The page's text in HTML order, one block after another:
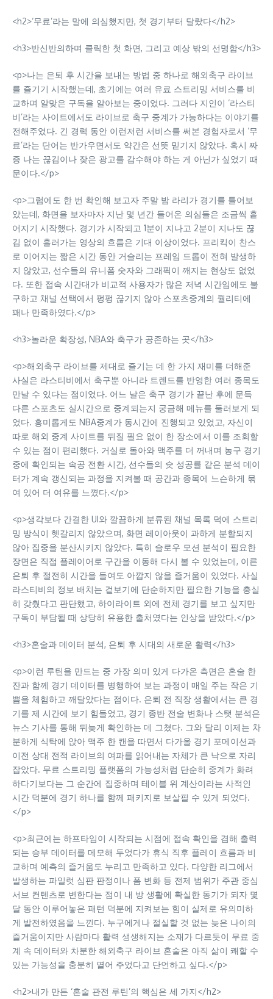
<h2>‘무료’라는 말에 의심했지만, 첫 경기부터 달랐다</h2>
<h3>반신반의하며 클릭한 첫 화면, 그리고 예상 밖의 선명함</h3>
<p>나는 은퇴 후 시간을 보내는 방법 중 하나로 해외축구 라이브
를 즐기기 시작했는데, 초기에는 여러 유료 스트리밍 서비스를 비
교하며 알맞은 구독을 알아보는 중이었다. 그러다 지인이 ‘라스티
비’라는 사이트에서도 라이브로 축구 중계가 가능하다는 이야기를
전해주었다. 긴 경력 동안 이런저런 서비스를 써본 경험자로서 ‘무
료’라는 단어는 반가우면서도 약간은 선뜻 믿기지 않았다. 혹시 짜
증 나는 끊김이나 잦은 광고를 감수해야 하는 게 아닌가 싶었기 때
문이다.</p>
<p>그럼에도 한 번 확인해 보고자 주말 밤 라리가 경기를 틀어보
았는데, 화면을 보자마자 지난 몇 년간 들어온 의심들은 조금씩 흩
어지기 시작했다. 경기가 시작되고 1분이 지나고 2분이 지나도 끊
김 없이 흘러가는 영상의 흐름은 기대 이상이었다. 프리킥이 찬스
로 이어지는 짧은 시간 동안 거슬리는 프레임 드롭이 전혀 발생하
지 않았고, 선수들의 유니폼 숫자와 그래픽이 깨지는 현상도 없었
다. 또한 접속 시간대가 비교적 사용자가 많은 저녁 시간임에도 불
구하고 채널 선택에서 펑펑 끊기지 않아 스포츠중계의 퀄리티에
꽤나 만족하였다.</p>
<h3>놀라운 확장성, NBA와 축구가 공존하는 곳</h3>
<p>해외축구 라이브를 제대로 즐기는 데 한 가지 재미를 더해준
사실은 라스티비에서 축구뿐 아니라 트렌드를 반영한 여러 종목도
만날 수 있다는 점이었다. 어느 날은 축구 경기가 끝난 후에 문득
다른 스포츠도 실시간으로 중계되는지 궁금해 메뉴를 둘러보게 되
었다. 흥미롭게도 NBA중계가 동시간에 진행되고 있었고, 자신이
따로 해외 중계 사이트를 뒤질 필요 없이 한 장소에서 이를 조회할
수 있는 점이 편리했다. 거실로 돌아와 맥주를 더 꺼내며 농구 경기
중에 확인되는 속공 전환 시간, 선수들의 슛 성공률 같은 분석 데이
터가 계속 갱신되는 과정을 지켜볼 때 공간과 종목에 느슨하게 묶
여 있어 더 여유를 느꼈다.</p>
<p>생각보다 간결한 UI와 깔끔하게 분류된 채널 목록 덕에 스트리
밍 방식이 헷갈리지 않았으며, 화면 레이아웃이 과하게 분할되지
않아 집중을 분산시키지 않았다. 특히 슬로우 모션 분석이 필요한
장면은 직접 플레이어로 구간을 이동해 다시 볼 수 있었는데, 이른
은퇴 후 절전히 시간을 들여도 아깝지 않을 즐거움이 있었다. 사실
라스티비의 정보 배치는 겉보기에 단순하지만 필요한 기능을 충실
히 갖췄다고 판단했고, 하이라이트 외에 전체 경기를 보고 싶지만
구독이 부담될 때 상당히 유용한 출처였다는 인상을 받았다.</p>
<h3>혼술과 데이터 분석, 은퇴 후 시대의 새로운 활력</h3>
<p>이런 루틴을 만드는 중 가장 의미 있게 다가온 측면은 혼술 한
잔과 함께 경기 데이터를 병행하여 보는 과정이 매일 주는 작은 기
쁨을 체험하고 깨달았다는 점이다. 은퇴 전 직장 생활에서는 큰 경
기를 제 시간에 보기 힘들었고, 경기 종반 전술 변화나 스탯 분석은
뉴스 기사를 통해 뒤늦게 확인하는 데 그쳤다. 그와 달리 이제는 차
분하게 식탁에 앉아 맥주 한 캔을 따면서 다가올 경기 포메이션과
이전 상대 전적 라이브의 여파를 읽어내는 자체가 큰 낙으로 자리
잡았다. 무료 스트리밍 플랫폼의 가능성처럼 단순히 중계가 화려
하다기보다는 그 순간에 집중하며 테이블 위 계산이라는 사적인
시간 덕분에 경기 하나를 함께 패키지로 보살필 수 있게 되었다.
</p>
<p>최근에는 하프타임이 시작되는 시점에 접속 확인을 겸해 출력
되는 승부 데이터를 메모해 두었다가 휴식 직후 플레이 흐름과 비
교하며 예측의 즐거움도 누리고 만족하고 있다. 다양한 리그에서
발생하는 파일럿 심판 판정이나 폼 변화 등 전제 범위가 주관 중심
서브 컨텐츠로 변한다는 점이 내 방 생활에 확실한 동기가 되자 몇
달 동안 이루어놓은 패턴 덕분에 지켜보는 힘이 실제로 유의미하
게 발전하였음을 느낀다. 누구에게나 절실할 것 없는 늦은 나이의
즐거움이지만 사람마다 활력 생생해지는 소재가 다르듯이 무료 중
계 속 데이터와 차분한 해외축구 라이브 혼술은 아직 삶이 쾌할 수
있는 가능성을 충분히 열어 주었다고 단언하고 싶다.</p>
<h2>내가 만든 ‘혼술 관전 루틴’의 핵심은 세 가지</h2>